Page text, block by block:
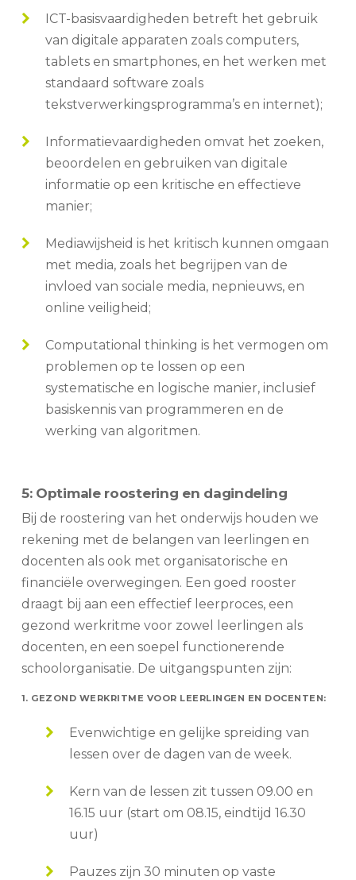
ICT-basisvaardigheden betreft het gebruik
van digitale apparaten zoals computers,
tablets en smartphones, en het werken met
standaard software zoals
tekstverwerkingsprogramma’s en internet);
Informatievaardigheden omvat het zoeken,
beoordelen en gebruiken van digitale
informatie op een kritische en effectieve
manier;
Mediawijsheid is het kritisch kunnen omgaan
met media, zoals het begrijpen van de
invloed van sociale media, nepnieuws, en
online veiligheid;
Computational thinking is het vermogen om
problemen op te lossen op een
systematische en logische manier, inclusief
basiskennis van programmeren en de
werking van algoritmen.
5: Optimale roostering en dagindeling
Bij de roostering van het onderwijs houden we
rekening met de belangen van leerlingen en
docenten als ook met organisatorische en
financiële overwegingen. Een goed rooster
draagt bij aan een effectief leerproces, een
gezond werkritme voor zowel leerlingen als
docenten, en een soepel functionerende
schoolorganisatie. De uitgangspunten zijn:
1. GEZOND WERKRITME VOOR LEERLINGEN EN DOCENTEN:
Evenwichtige en gelijke spreiding van
lessen over de dagen van de week.
Kern van de lessen zit tussen 09.00 en
16.15 uur (start om 08.15, eindtijd 16.30
uur)
Pauzes zijn 30 minuten op vaste